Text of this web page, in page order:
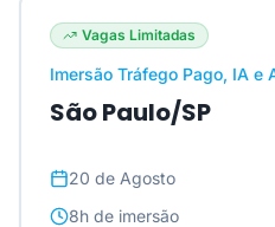
Vagas Limitadas
Imersão Tráfego Pago, IA e
São Paulo/SP
20 de Agosto
8h de imersão